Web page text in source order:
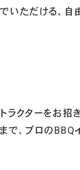
いただける、
ラクターをお招
、プロのBBQ